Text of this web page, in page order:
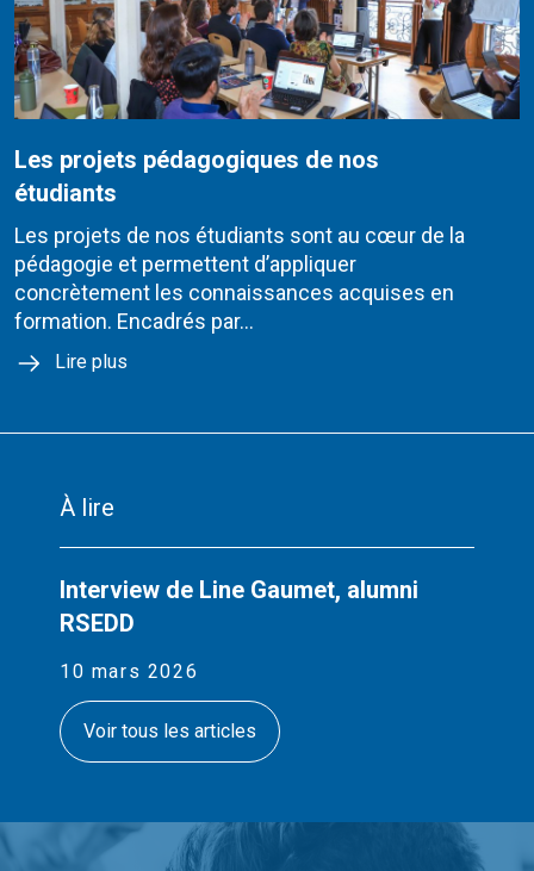
Les projets pédagogiques de nos
étudiants
Les projets de nos étudiants sont au cœur de la
pédagogie et permettent d’appliquer
concrètement les connaissances acquises en
formation. Encadrés par...
Lire plus
À lire
Interview de Line Gaumet, alumni
RSEDD
10 mars 2026
Voir tous les articles